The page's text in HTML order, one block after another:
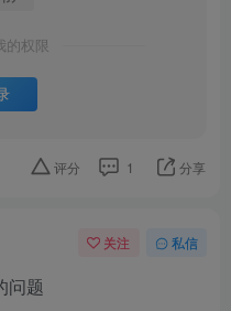
的权限
评分 1 分享
关注 私信
问题